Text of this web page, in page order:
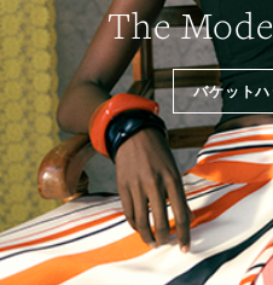
The
バケット